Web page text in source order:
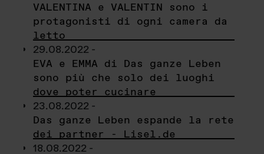
VALENTINA e VALENTIN sono i
protagonisti di ogni camera da
letto
29.08.2022 -
EVA e EMMA di Das ganze Leben
sono più che solo dei luoghi
dove poter cucinare
23.08.2022 -
Das ganze Leben espande la rete
dei partner - Lisel.de
18.08.2022 -